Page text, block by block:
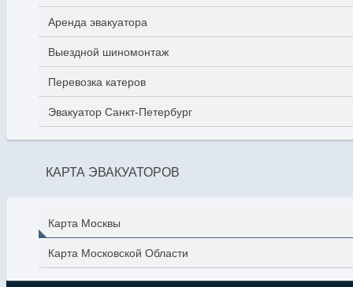
Аренда эвакуатора
Выездной шиномонтаж
Перевозка катеров
Эвакуатор Санкт-Петербург
КАРТА ЭВАКУАТОРОВ
Карта Москвы
Карта Московской Области